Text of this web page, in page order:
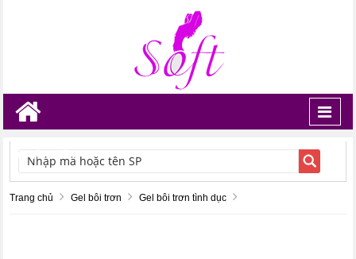
TÌM KIẾM
Trang chủ Gel bôi trơn Gel bôi trơn tình dục